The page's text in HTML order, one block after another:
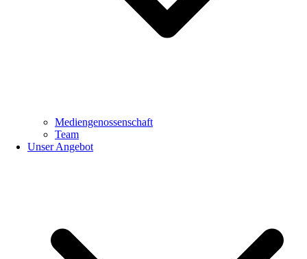
Mediengenossenschaft
Team
Unser Angebot